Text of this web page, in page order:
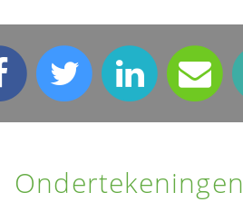
Ondertekeningen